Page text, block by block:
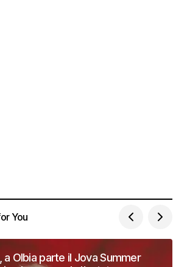
You
a Olbia parte il Jova Summer